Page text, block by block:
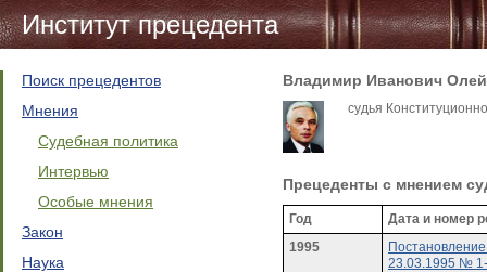
Институт прецедента
Поиск прецедентов
Мнения
Судебная политика
Интервью
Особые мнения
Закон
Наука
Владимир Иванович
судья
Прецеденты c мнением
Год
Дата и номер
1995
23.03.1995 №